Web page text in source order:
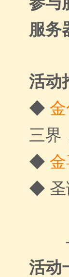
服务
活动
◆
三界
◆
◆ 圣
活动